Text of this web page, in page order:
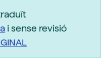
i sense revisió